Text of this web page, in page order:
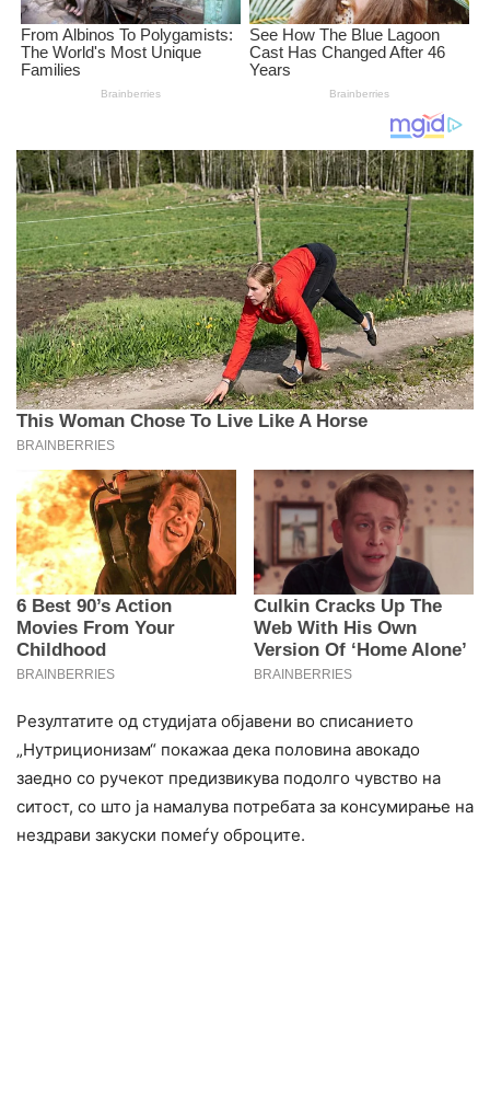
Резултатите од студијата објавени во списанието
„Нутриционизам“ покажаа дека половина авокадо
заедно со ручекот предизвикува подолго чувство на
ситост, со што ја намалува потребата за консумирање на
нездрави закуски помеѓу оброците.